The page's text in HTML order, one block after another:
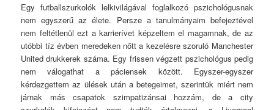
Egy futballszurkolók lelkivilágával foglalkozó pszichológusnak
nem egyszerű az élete. Persze a tanulmányaim befejeztével
nem feltétlenül ezt a karrierívet képzeltem el magamnak, de az
utóbbi tíz évben meredeken nőtt a kezelésre szoruló Manchester
United drukkerek száma. Egy frissen végzett pszichológus pedig
nem válogathat a páciensek között. Egyszer-egyszer
kérdezgettem az ülések után a betegeimet, szerintük miért nem
járnak más csapatok szimpatizánsai hozzám, de a city